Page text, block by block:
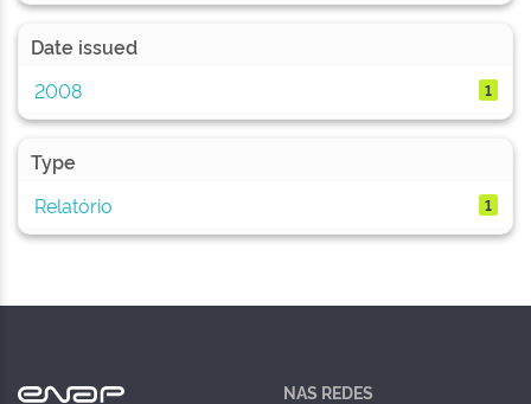
Date issued
2008
1
Type
Relatório
1
NAS REDES